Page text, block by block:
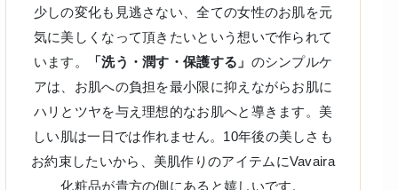
少しの変化も見逃さない、全ての女性のお肌を元
気に美しくなって頂きたいという想いで作られて
います。
「洗う・潤す・保護する」 のシンプルケ
アは、お肌への負担を最小限に抑えながらお肌に
ハリとツヤを与え理想的なお肌へと導きます。美
しい肌は一日では作れません。10年後の美しさも
お約束したいから、美肌作りのアイテムにVavaira
化粧品が貴方の側にあると嬉しいです。